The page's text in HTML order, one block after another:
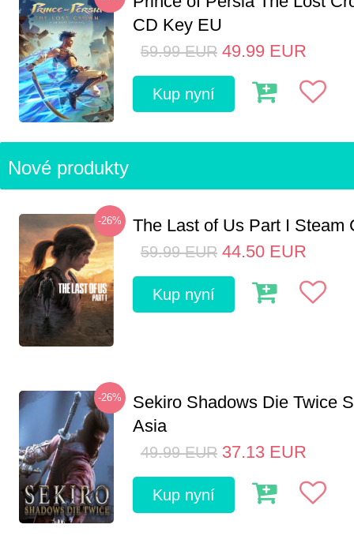
CD Key EU
59.99 EUR 49.99 EUR
Kup nyní
Nové produkty
-26% The Last of Us Part I Steam
59.99 EUR 44.50 EUR
Kup nyní
-26%
Sekiro Shadows Die Twice
Asia
49.99 EUR 37.13 EUR
Kup nyní